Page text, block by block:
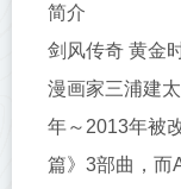
简介
剑风传奇 黄金
漫画家三浦建
年～2013年被
篇》3部曲，而